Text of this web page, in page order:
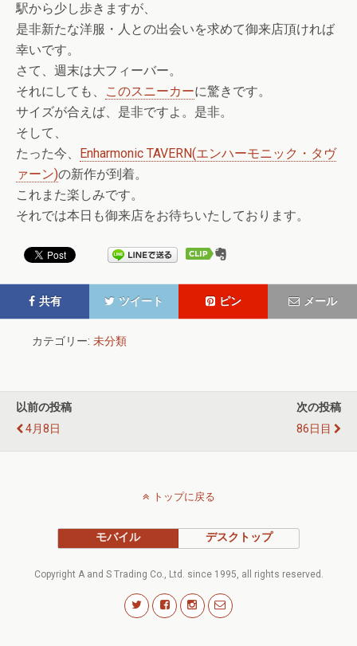
駅から少し歩きますが、
是非新たな洋服・人との出会いを求めて御来店頂ければ
幸いです。
さて、週末は大フィーバー。
それにしても、
このスニーカーに驚きです。
サイズが合えば、是非ですよ。是非。
そして、
たった今、 Enharmonic TAVERN(エンハーモニック・タヴ
ァーン)の新作が到着。
これまた楽しみです。
それでは本日も御来店をお待ちいたしております。
共有 ツイート ピン メール
カテゴリー: 未分類
以前の投稿
4月8日
次の投稿
86日目
トップに戻る
モバイル デスクトップ
Copyright A and S Trading Co., Ltd. since 1995, all rights reserved.